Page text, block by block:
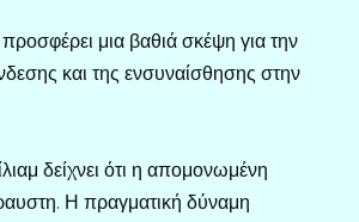
μια βαθιά σκέψη για την
και της ενσυναίσθησης στην
δείχνει ότι η απομονωμένη
Η πραγματική δύναμη